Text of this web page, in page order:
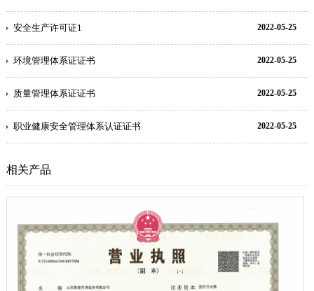
2022-05-25
安全生产许可证1
2022-05-25
环境管理体系证证书
2022-05-25
质量管理体系证证书
2022-05-25
职业健康安全管理体系认证证书
相关产品